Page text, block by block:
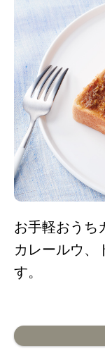
お手軽おう
カレールウ、
す。